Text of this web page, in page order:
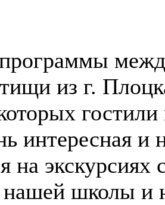
из г.
интересная
на
школы и